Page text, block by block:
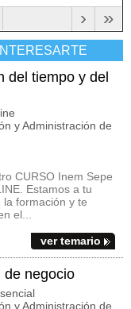
»
›
del tiempo y del
y Administración de
CURSO Inem Sepe
Estamos a tu
formación y te
el...
ver temario
de negocio
y Administración de